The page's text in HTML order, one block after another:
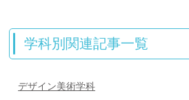
学科別関連記事一覧
デザイン美術学科